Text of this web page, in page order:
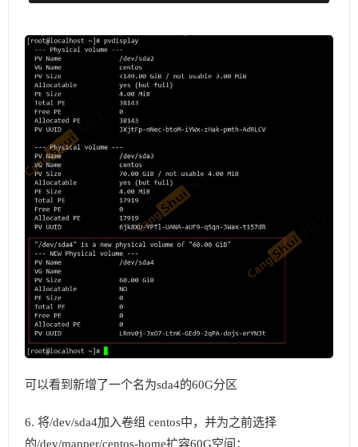
可以看到新增了一个名为sda4的60G分区
6. 将/dev/sda4加入卷组 centos中，并为之前选择
的/dev/mapper/centos-home扩容60G空间：